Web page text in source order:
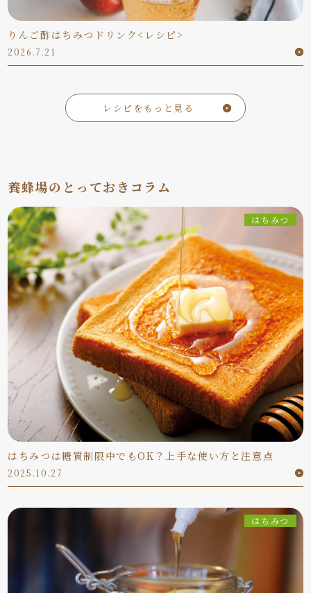
りんご酢はちみつドリンク<レシピ>
2026.7.21
レシピをもっと見る
養蜂場のとっておきコラム
はちみつ
はちみつは糖質制限中でもOK？上手な使い方と注意点
2025.10.27
はちみつ